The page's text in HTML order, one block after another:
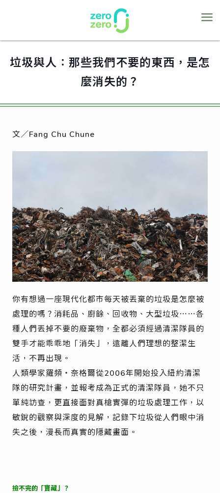
垃圾與人：那些我們不要的東西，是怎
麼消失的？
文／Fang Chu Chune
你有想過一座現代化都市每天被丟棄的垃圾是怎麼被
處理的嗎？消耗品、廚餘、回收物、大型垃圾⋯⋯各
種人們丟掉不要的廢棄物，全都必須經過清潔隊員的
雙手才能乖乖地「消失」，遠離人們理想的整潔生
活，不再出現。
人類學家羅頻・奈格爾從2006年開始投入紐約清潔
隊的研究計畫，並報考成為正式的清潔隊員，她不只
單純訪查，更直接面對真槍實彈的垃圾處理工作，以
敏銳的觀察與深度的見解，記錄下垃圾從人們眼中消
失之後，漫長而真實的隱藏畫面。
撿不完的「寶藏」？